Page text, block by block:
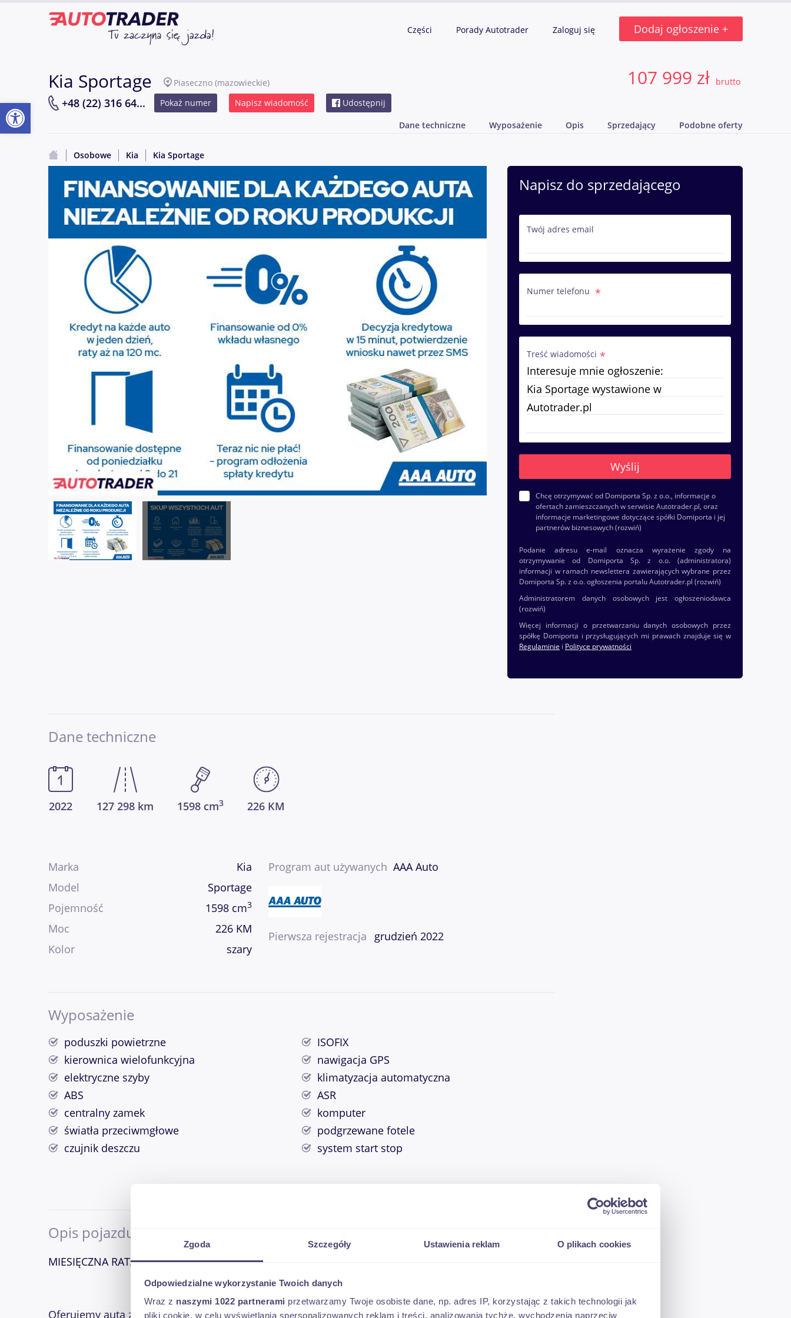
Zgoda Szczegóły Ustawienia reklam O plikach cookies
Odpowiedzialne wykorzystanie Twoich danych
Wraz z naszymi 1022 partnerami przetwarzamy Twoje osobiste dane, np. adres IP, korzystając z takich technologii jak
pliki cookie, w celu wyświetlania spersonalizowanych reklam i treści, analizowania tychże, wychodzenia naprzeciw
Części Porady Autotrader Zaloguj się Dodaj ogłoszenie +
Kia Sportage Piaseczno (mazowieckie)
+48 (22) 316 64... Pokaż numer Napisz wiadomość Udostępnij
107 999 zł brutto
Dane techniczne Wyposażenie Opis Sprzedający Podobne oferty
Osobowe Kia Kia Sportage
Napisz do sprzedającego
Twój adres email
Numer telefonu
Treść wiadomości
Chcę otrzymywać od Domiporta Sp. z o.o., informacje o
ofertach zamieszczanych w serwisie Autotrader.pl, oraz
informacje marketingowe dotyczące spółki Domiporta i jej
partnerów biznesowych(rozwiń)
Podanie adresu e-mail oznacza wyrażenie zgody na
otrzymywanie od Domiporta Sp. z o.o. (administratora)
informacji w ramach newslettera zawierających wybrane przez
Domiporta Sp. z o.o. ogłoszenia portalu Autotrader.pl (rozwiń)
Administratorem danych osobowych jest ogłoszeniodawca
(rozwiń)
Więcej informacji o przetwarzaniu danych osobowych przez
spółkę Domiporta i przysługujących mi prawach znajduje się w
Regulaminie i Polityce prywatności
Dane techniczne
2022 127 298 km 1598 cm3 226 KM
Marka
Kia
Model
Sportage
Pojemność
1598 cm3
Moc
226 KM
Kolor
szary
Program aut używanych AAA Auto
Pierwsza rejestracja grudzień 2022
Wyposażenie
poduszki powietrzne
ISOFIX
kierownica wielofunkcyjna
nawigacja GPS
elektryczne szyby
klimatyzacja automatyczna
ABS
ASR
centralny zamek
komputer
światła przeciwmgłowe
podgrzewane fotele
czujnik deszczu
system start stop
Opis pojazdu
MIESIĘCZNA RATA NA TEN SAMOCHÓD JUŻ OD 643 PLN*
Oferujemy auta z wkładem własnym 0%, raty aż na 120 miesięcy, odroczenie spłaty kredytu nawet o 5
Otwórz pasek narzędzi